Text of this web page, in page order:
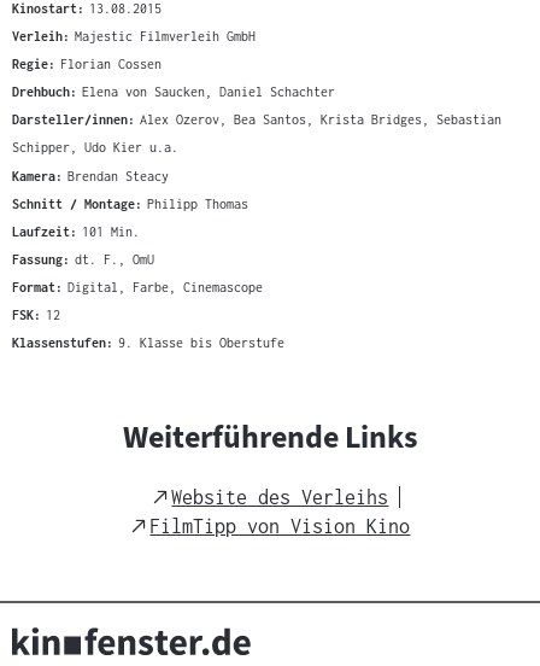
Kinostart: 13.08.2015
Verleih: Majestic Filmverleih GmbH
Regie: Florian Cossen
Drehbuch: Elena von Saucken, Daniel Schachter
Darsteller/innen: Alex Ozerov, Bea Santos, Krista Bridges, Sebastian
Schipper, Udo Kier u.a.
Kamera: Brendan Steacy
Schnitt / Montage: Philipp Thomas
Laufzeit: 101 Min.
Fassung: dt. F., OmU
Format: Digital, Farbe, Cinemascope
FSK: 12
Klassenstufen: 9. Klasse bis Oberstufe
Weiterführende Links
External
Link
Website des Verleihs
External
FilmTipp von Vision Kino